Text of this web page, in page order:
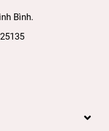
bẩn dư thừa
thấy lỗ chân
đầu đen cũng
da, cân bằng độ
Bình.